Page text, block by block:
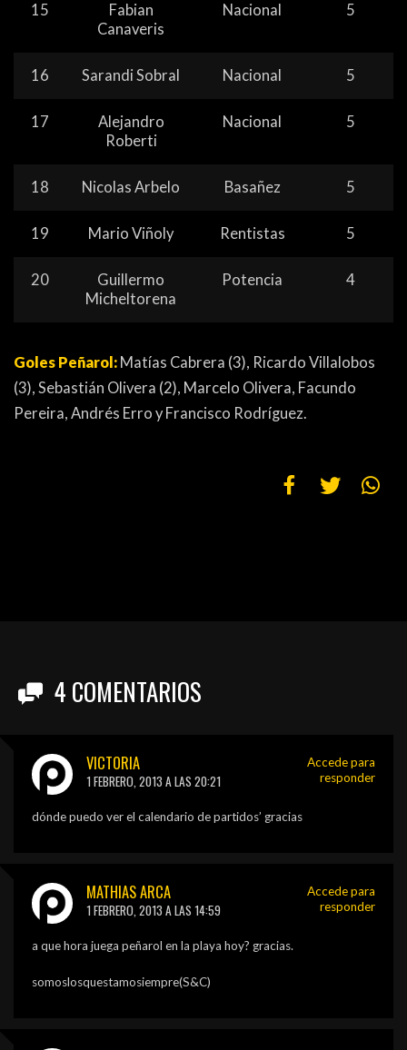
15
Fabian
Canaveris
Nacional 5
16 Sarandi Sobral Nacional 5
17
Alejandro
Roberti
Nacional 5
18 Nicolas Arbelo Basañez 5
19 Mario Viñoly Rentistas 5
20
Guillermo
Micheltorena
Potencia 4
Goles Peñarol: Matías Cabrera (3), Ricardo Villalobos
(3), Sebastián Olivera (2), Marcelo Olivera, Facundo
Pereira, Andrés Erro y Francisco Rodríguez.
4 COMENTARIOS
VICTORIA
1 FEBRERO, 2013 A LAS 20:21
dónde puedo ver el calendario de partidos’ gracias
Accede para
responder
MATHIAS ARCA
1 FEBRERO, 2013 A LAS 14:59
a que hora juega peñarol en la playa hoy? gracias.
somoslosquestamosiempre(S&C)
Accede para
responder